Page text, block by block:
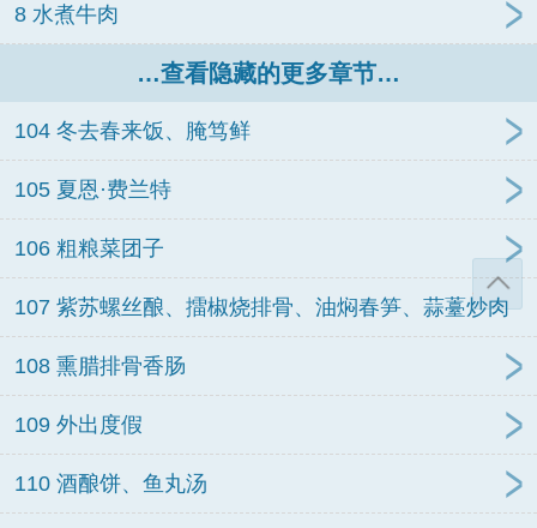
8 水煮牛肉
…查看隐藏的更多章节…
104 冬去春来饭、腌笃鲜
105 夏恩·费兰特
106 粗粮菜团子
107 紫苏螺丝酿、擂椒烧排骨、油焖春笋、蒜薹炒肉
丝、酸菜蹄髈、
108 熏腊排骨香肠
109 外出度假
110 酒酿饼、鱼丸汤